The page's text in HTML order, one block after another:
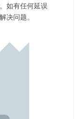
如有任何延误
决问题。